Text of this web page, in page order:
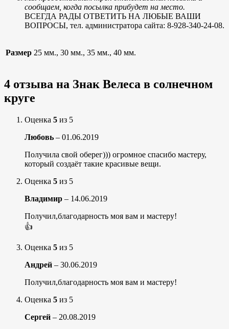
сообщаем, когда посылка прибудет на место.
ВСЕГДА РАДЫ ОТВЕТИТЬ НА ЛЮБЫЕ ВАШИ
ВОПРОСЫ, тел. администратора сайта: 8-928-340-24-08.
Размер 25 мм., 30 мм., 35 мм., 40 мм.
4 отзыва на Знак Велеса в солнечном
круге
Оценка 5 из 5
Любовь – 01.06.2019
Получила свой оберег))) огромное спасибо мастеру,
который создаёт такие красивые вещи.
Оценка 5 из 5
Владимир – 14.06.2019
Получил,благодарность моя вам и мастеру!
👍
Оценка 5 из 5
Андрей – 30.06.2019
Получил,благодарность моя вам и мастеру!
Оценка 5 из 5
Сергей – 20.08.2019